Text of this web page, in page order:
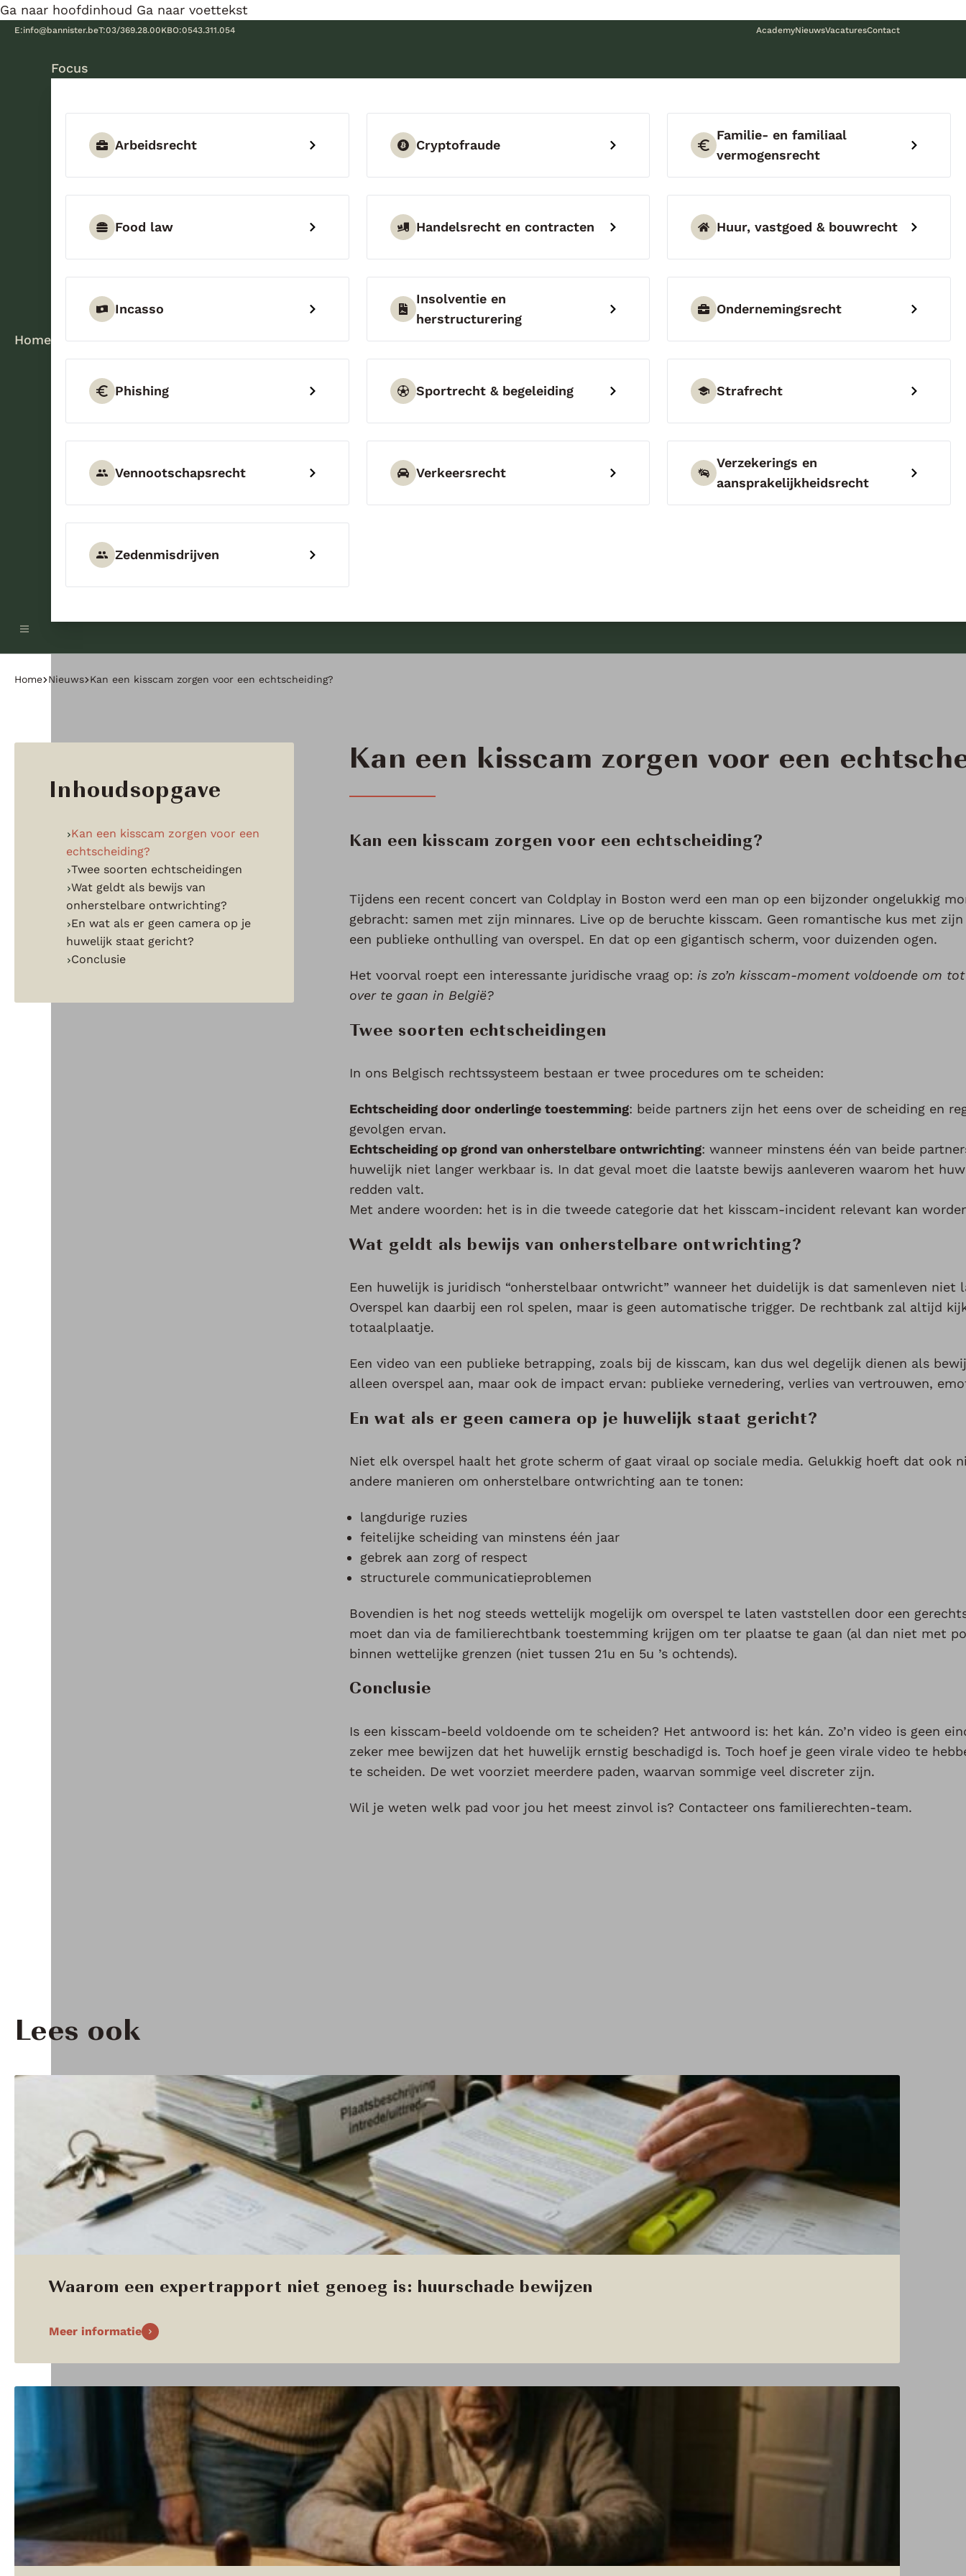
Ga naar hoofdinhoud Ga naar voettekst
E:info@bannister.beT:03/369.28.00KBO:0543.311.054 AcademyNieuwsVacaturesContact
Home
Focus
Arbeidsrecht Cryptofraude
Familie- en familiaal
vermogensrecht
Food law Handelsrecht en contracten Huur, vastgoed & bouwrecht
Incasso
Insolventie en
herstructurering
Ondernemingsrecht
Phishing Sportrecht & begeleiding Strafrecht
Vennootschapsrecht Verkeersrecht
Verzekerings en
aansprakelijkheidsrecht
Zedenmisdrijven
Home Nieuws Kan een kisscam zorgen voor een echtscheiding?
Inhoudsopgave
Kan een kisscam zorgen voor een
echtscheiding?
Twee soorten echtscheidingen
Wat geldt als bewijs van
onherstelbare ontwrichting?
En wat als er geen camera op je
huwelijk staat gericht?
Conclusie
Kan een kisscam zorgen voor een
Kan een kisscam zorgen voor een echtscheiding?
Tijdens een recent concert van Coldplay in Boston werd een man op een bijzonder ongelukkig
gebracht: samen met zijn minnares. Live op de beruchte kisscam. Geen romantische kus met
een publieke onthulling van overspel. En dat op een gigantisch scherm, voor duizenden ogen.
Het voorval roept een interessante juridische vraag op: is zo’n kisscam-moment voldoende om
over te gaan in België?
Twee soorten echtscheidingen
In ons Belgisch rechtssysteem bestaan er twee procedures om te scheiden:
Echtscheiding door onderlinge toestemming: beide partners zijn het eens over de scheiding en
gevolgen ervan.
Echtscheiding op grond van onherstelbare ontwrichting: wanneer minstens één van beide
huwelijk niet langer werkbaar is. In dat geval moet die laatste bewijs aanleveren waarom het
redden valt.
Met andere woorden: het is in die tweede categorie dat het kisscam-incident relevant kan
Wat geldt als bewijs van onherstelbare ontwrichting?
Een huwelijk is juridisch “onherstelbaar ontwricht” wanneer het duidelijk is dat samenleven niet
Overspel kan daarbij een rol spelen, maar is geen automatische trigger. De rechtbank zal altijd
totaalplaatje.
Een video van een publieke betrapping, zoals bij de kisscam, kan dus wel degelijk dienen als
alleen overspel aan, maar ook de impact ervan: publieke vernedering, verlies van vertrouwen,
En wat als er geen camera op je huwelijk staat gericht?
Niet elk overspel haalt het grote scherm of gaat viraal op sociale media. Gelukkig hoeft dat ook
andere manieren om onherstelbare ontwrichting aan te tonen:
langdurige ruzies
feitelijke scheiding van minstens één jaar
gebrek aan zorg of respect
structurele communicatieproblemen
Bovendien is het nog steeds wettelijk mogelijk om overspel te laten vaststellen door een
moet dan via de familierechtbank toestemming krijgen om ter plaatse te gaan (al dan niet met
binnen wettelijke grenzen (niet tussen 21u en 5u ’s ochtends).
Conclusie
Is een kisscam-beeld voldoende om te scheiden? Het antwoord is: het kán. Zo’n video is geen
zeker mee bewijzen dat het huwelijk ernstig beschadigd is. Toch hoef je geen virale video te
te scheiden. De wet voorziet meerdere paden, waarvan sommige veel discreter zijn.
Wil je weten welk pad voor jou het meest zinvol is? Contacteer ons familierechten-team.
Lees ook
Waarom een expertrapport niet genoeg is: huurschade bewijzen
Meer informatie